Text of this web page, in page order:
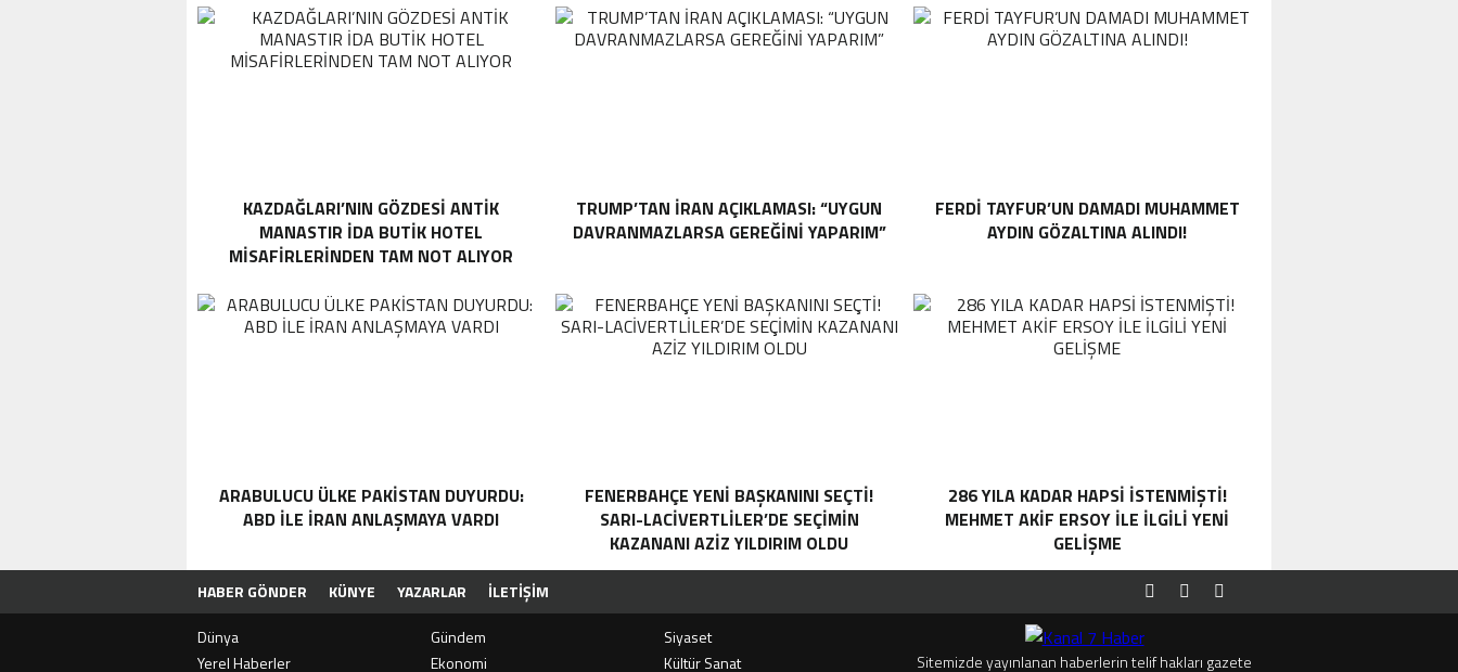
KAZDAĞLARI’NIN GÖZDESI ANTIK
MANASTIR İDA BUTIK HOTEL
MISAFIRLERINDEN TAM NOT ALIYOR
TRUMP’TAN İRAN AÇIKLAMASI: “UYGUN
DAVRANMAZLARSA GEREĞINI YAPARIM”
FERDI TAYFUR’UN DAMADI MUHAMMET
AYDIN GÖZALTINA ALINDI!
ARABULUCU ÜLKE PAKISTAN DUYURDU:
ABD ILE İRAN ANLAŞMAYA VARDI
FENERBAHÇE YENI BAŞKANINI SEÇTI!
SARI-LACIVERTLILER’DE SEÇIMIN
KAZANANI AZIZ YILDIRIM OLDU
286 YILA KADAR HAPSI ISTENMIŞTI!
MEHMET AKIF ERSOY ILE ILGILI YENI
GELIŞME
HABER GÖNDER KÜNYE YAZARLAR
İLETIŞIM
Dünya
Gündem
Siyaset
Yerel Haberler
Ekonomi Kültür Sanat Sitemizde yayınlanan haberlerin telif hakları gazete